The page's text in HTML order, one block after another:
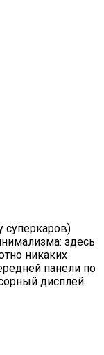
суперкаров)
здесь
никаких
панели по
дисплей.